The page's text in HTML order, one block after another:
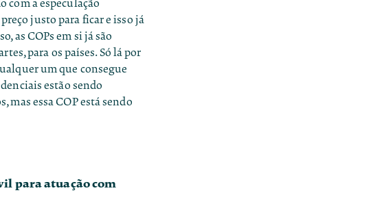
com a especulação
justo para ficar e isso já
as COPs em si já são
para os países. Só lá por
um que consegue
estão sendo
mas essa COP está sendo
para atuação com